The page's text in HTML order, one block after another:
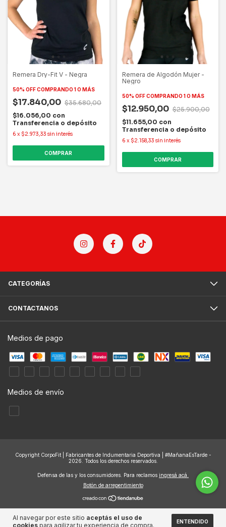
Al navegar por este sitio aceptás el uso de
cookies para agilizar tu experiencia de compra. ENTENDIDO
Remera Dry-Fit V - Negra
50% OFFCOMPRANDO 1 O MÁS
$17.840,00 $35.680,00
$16.056,00 con
Transferencia o depósito
6 x $2.973,33 sin interés
COMPRAR
Remera de Algodón Mujer -
Negro
50% OFF COMPRANDO 1 O MÁS
$12.950,00 $25.900,00
$11.655,00 con
Transferencia o depósito
6 x $2.158,33 sin interés
COMPRAR
CATEGORÍAS
CONTACTANOS
Medios de pago
Medios de envío
Copyright CorpoFit | Fabricantes de Indumentaria Deportiva | #MañanaEsTarde -
2026. Todos los derechos reservados.
Defensa de las y los consumidores. Para reclamos ingresá acá.
Botón de arrepentimiento